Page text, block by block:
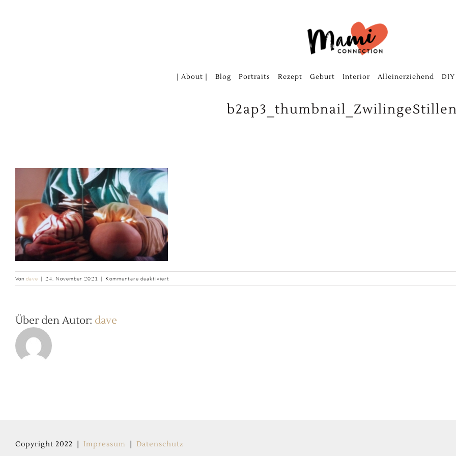
| About | Blog Portraits Rezept Geburt Interior Alleinerziehend DIY
b2ap3_thumbnail_ZwilingeStillen
Von dave | 24. November 2021 | Kommentare deaktiviert
b2ap3_thumbnail_ZwilingeStillen
Über den Autor: dave
Copyright 2022 | Impressum Datenschutz